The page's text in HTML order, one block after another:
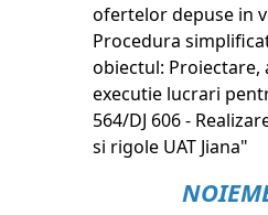
ofertelor depuse in
Procedura
obiectul: Proiectare,
executie lucrari
564/DJ 606 -
si rigole UAT Jiana"